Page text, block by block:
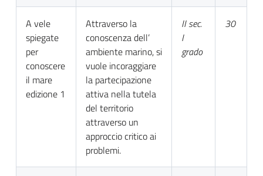
A vele
spiegate
per
conoscere
il mare
edizione 1
Attraverso la
conoscenza dell’
ambiente marino, si
vuole incoraggiare
la partecipazione
attiva nella tutela
del territorio
attraverso un
approccio critico ai
problemi.
II sec.
I
grado
30